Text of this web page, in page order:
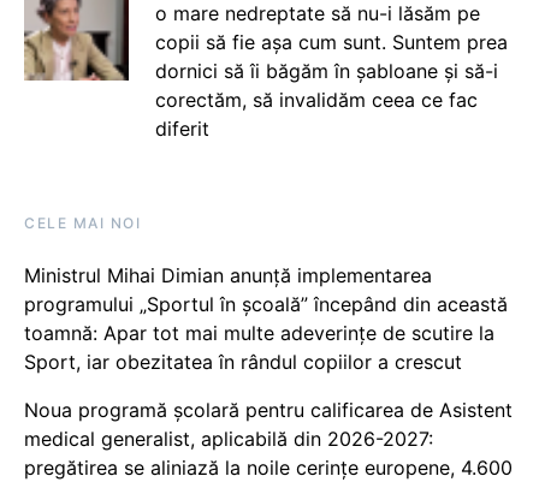
o mare nedreptate să nu-i lăsăm pe
copii să fie așa cum sunt. Suntem prea
dornici să îi băgăm în șabloane și să-i
corectăm, să invalidăm ceea ce fac
diferit
CELE MAI NOI
Ministrul Mihai Dimian anunță implementarea
programului „Sportul în școală” începând din această
toamnă: Apar tot mai multe adeverințe de scutire la
Sport, iar obezitatea în rândul copiilor a crescut
Noua programă școlară pentru calificarea de Asistent
medical generalist, aplicabilă din 2026-2027:
pregătirea se aliniază la noile cerințe europene, 4.600